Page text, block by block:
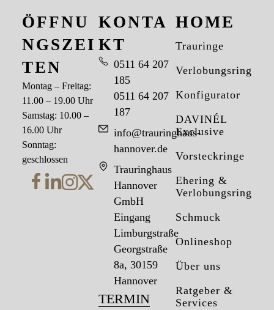
HOME
Trauringe
Verlobungsringe
Konfigurator
DAVINÉL
Exclusive
Vorsteckringe
Ehering &
Verlobungsring
Schmuck
Onlineshop
Über uns
Ratgeber &
Services
KONTA
KT
0511 64 207
185
0511 64 207
187
info@trauringhaus-
hannover.de
Trauringhaus
Hannover
GmbH
Eingang
Limburgstraße
Georgstraße
8a, 30159
Hannover
TERMIN
ÖFFNU
NGSZEI
TEN
Montag – Freitag:
11.00 – 19.00 Uhr
Samstag: 10.00 –
16.00 Uhr
Sonntag:
geschlossen